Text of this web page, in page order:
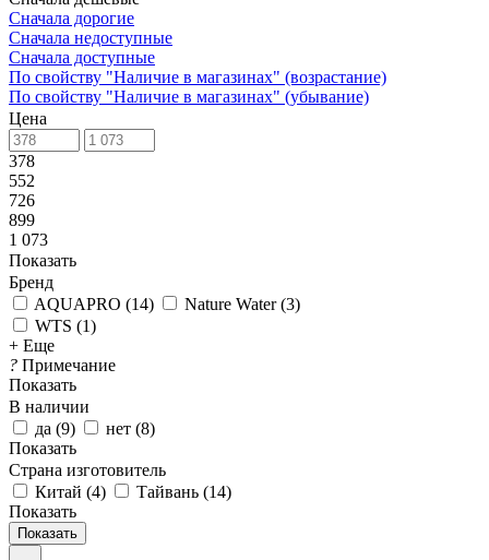
Сначала дорогие
Сначала недоступные
Сначала доступные
По свойству "Наличие в магазинах" (возрастание)
По свойству "Наличие в магазинах" (убывание)
Цена
378
552
726
899
1 073
Показать
Бренд
AQUAPRO (14) Nature Water(3)
WTS (1)
+ Еще
? Примечание
Показать
В наличии
да (9) нет (8)
Показать
Страна изготовитель
Китай (4) Тайвань (14)
Показать
Показать